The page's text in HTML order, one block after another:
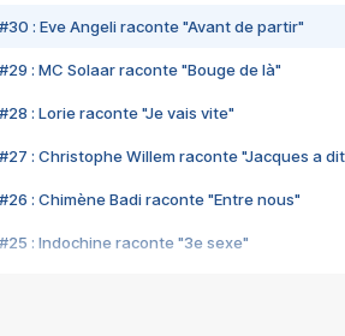
#30 : Eve Angeli raconte "Avant de partir"
#29 : MC Solaar raconte "Bouge de là"
#28 : Lorie raconte "Je vais vite"
#27 : Christophe Willem raconte "Jacques a
#26 : Chimène Badi raconte "Entre nous"
#25 : Indochine raconte "3e sexe"